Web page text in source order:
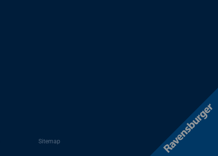
Sitemap